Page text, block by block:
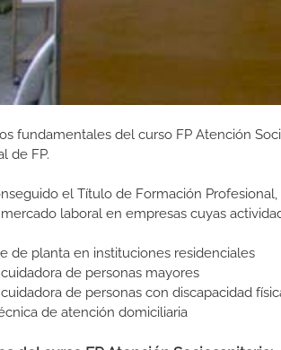
fundamentales del curso FP Atención
de FP.
el Título de Formación
laboral en empresas cuyas
de planta en instituciones residenciales
de personas mayores
de personas con discapacidad
de atención domiciliaria